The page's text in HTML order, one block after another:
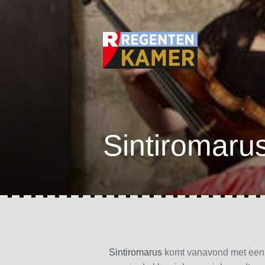
Sintiromaruskomt vanavond met